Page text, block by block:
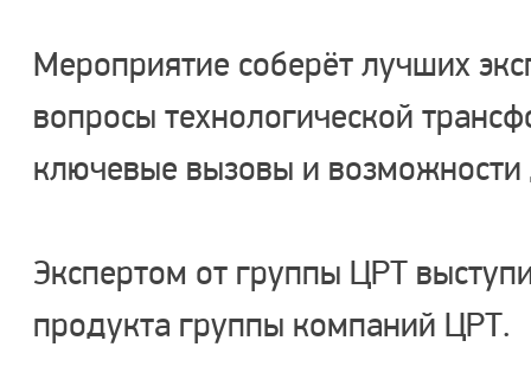
Мероприятие соберёт лучших
вопросы технологической
ключевые вызовы и
Экспертом от группы ЦРТ
продукта группы компаний ЦРТ.